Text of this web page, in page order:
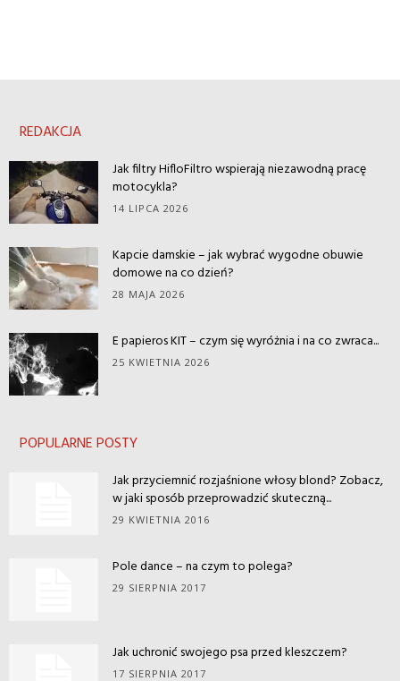
REDAKCJA
Jak filtry HifloFiltro wspierają niezawodną pracę
motocykla?
14 LIPCA 2026
Kapcie damskie – jak wybrać wygodne obuwie
domowe na co dzień?
28 MAJA 2026
E papieros KIT – czym się wyróżnia i na co zwraca...
25 KWIETNIA 2026
POPULARNE POSTY
Jak przyciemnić rozjaśnione włosy blond? Zobacz,
w jaki sposób przeprowadzić skuteczną...
29 KWIETNIA 2016
Pole dance – na czym to polega?
29 SIERPNIA 2017
Jak uchronić swojego psa przed kleszczem?
17 SIERPNIA 2017